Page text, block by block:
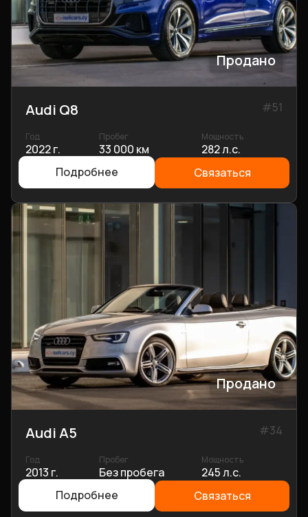
Продано
Audi Q8 #51
Год
2022 г.
Пробег
33 000 км
Мощность
282 л.с.
Подробнее
Связаться
Продано
Audi A5 #34
Год
2013 г.
Пробег
Без пробега
Мощность
245 л.с.
Подробнее
Связаться